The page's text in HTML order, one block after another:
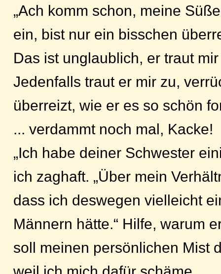
„Ach komm schon, meine
ein, bist nur ein bisschen
Das ist unglaublich, er traut
Jedenfalls traut er mir zu,
überreizt, wie er es so schön
... verdammt noch mal, Kacke!
„Ich habe deiner Schwester
ich zaghaft. „Über mein
dass ich deswegen vielleicht
Männern hätte.“ Hilfe, warum
soll meinen persönlichen Mist